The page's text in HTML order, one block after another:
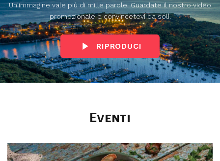
Un'immagine vale più di mille parole. Guardate il nostro video
promozionale e convincetevi da soli.
RIPRODUCI
Eventi